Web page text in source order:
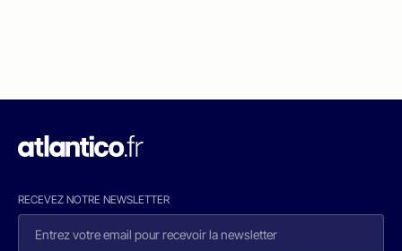
RECEVEZ NOTRE NEWSLETTER